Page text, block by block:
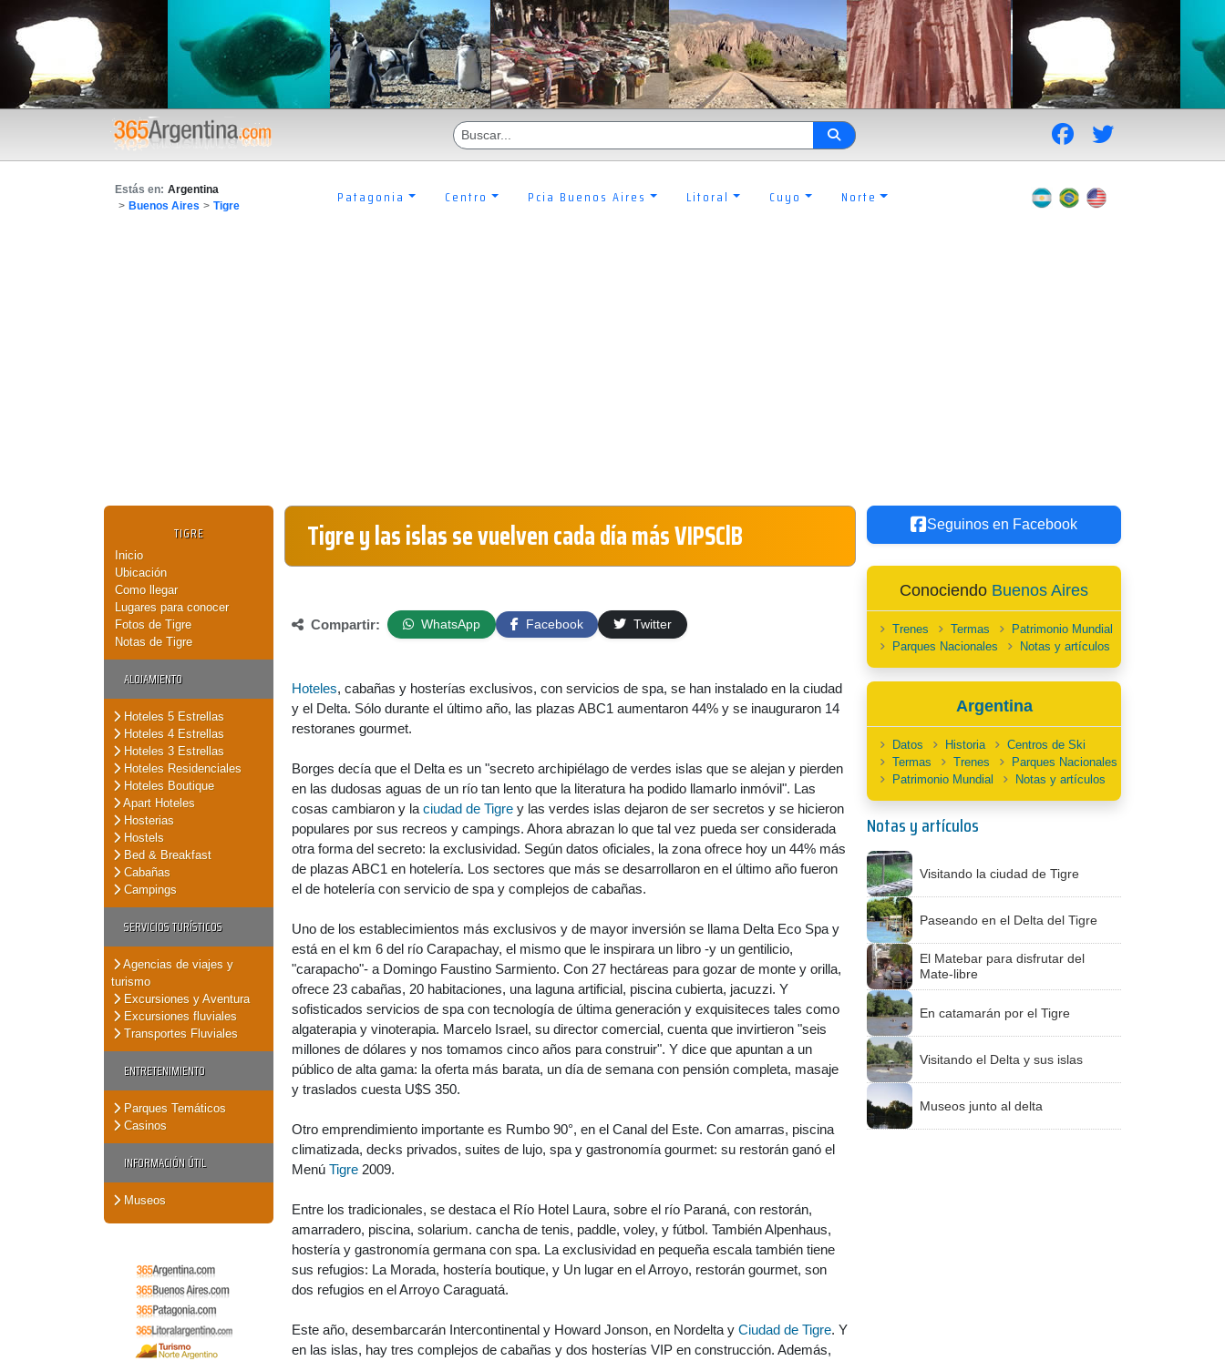
Estás en: Argentina
> Buenos Aires > Tigre Patagonia Centro Pcia Buenos Aires Litoral Cuyo Norte
TIGRE
Inicio
Ubicación
Como llegar
Lugares para conocer
Fotos de Tigre
Notas de Tigre
ALOJAMIENTO
Hoteles 5 Estrellas
Hoteles 4 Estrellas
Hoteles 3 Estrellas
Hoteles Residenciales
Hoteles Boutique
Apart Hoteles
Hosterias
Hostels
Bed & Breakfast
Cabañas
Campings
SERVICIOS TURÍSTICOS
Agencias de viajes y
turismo
Excursiones y Aventura
Excursiones fluviales
Transportes Fluviales
ENTRETENIMIENTO
Parques Temáticos
Casinos
INFORMACIÓN ÚTIL
Museos
Tigre y las islas se vuelven cada día más VIPSClB
Compartir: WhatsApp Facebook Twitter
Hoteles, cabañas y hosterías exclusivos, con servicios de spa, se han instalado en la ciudad
y el Delta. Sólo durante el último año, las plazas ABC1 aumentaron 44% y se inauguraron 14
restoranes gourmet.
Borges decía que el Delta es un "secreto archipiélago de verdes islas que se alejan y pierden
en las dudosas aguas de un río tan lento que la literatura ha podido llamarlo inmóvil". Las
cosas cambiaron y la ciudad de Tigre y las verdes islas dejaron de ser secretos y se hicieron
populares por sus recreos y campings. Ahora abrazan lo que tal vez pueda ser considerada
otra forma del secreto: la exclusividad. Según datos oficiales, la zona ofrece hoy un 44% más
de plazas ABC1 en hotelería. Los sectores que más se desarrollaron en el último año fueron
el de hotelería con servicio de spa y complejos de cabañas.
Uno de los establecimientos más exclusivos y de mayor inversión se llama Delta Eco Spa y
está en el km 6 del río Carapachay, el mismo que le inspirara un libro -y un gentilicio,
"carapacho"- a Domingo Faustino Sarmiento. Con 27 hectáreas para gozar de monte y orilla,
ofrece 23 cabañas, 20 habitaciones, una laguna artificial, piscina cubierta, jacuzzi. Y
sofisticados servicios de spa con tecnología de última generación y exquisiteces tales como
algaterapia y vinoterapia. Marcelo Israel, su director comercial, cuenta que invirtieron "seis
millones de dólares y nos tomamos cinco años para construir". Y dice que apuntan a un
público de alta gama: la oferta más barata, un día de semana con pensión completa, masaje
y traslados cuesta U$S 350.
Otro emprendimiento importante es Rumbo 90°, en el Canal del Este. Con amarras, piscina
climatizada, decks privados, suites de lujo, spa y gastronomía gourmet: su restorán ganó el
Menú Tigre 2009.
Entre los tradicionales, se destaca el Río Hotel Laura, sobre el río Paraná, con restorán,
amarradero, piscina, solarium. cancha de tenis, paddle, voley, y fútbol. También Alpenhaus,
hostería y gastronomía germana con spa. La exclusividad en pequeña escala también tiene
sus refugios: La Morada, hostería boutique, y Un lugar en el Arroyo, restorán gourmet, son
dos refugios en el Arroyo Caraguatá.
Este año, desembarcarán Intercontinental y Howard Jonson, en Nordelta y Ciudad de Tigre. Y
en las islas, hay tres complejos de cabañas y dos hosterías VIP en construcción. Además,
Seguinos en Facebook
Conociendo Buenos Aires
Trenes Termas
Patrimonio Mundial
Parques Nacionales
Notas y artículos
Argentina
Datos Historia
Centros de Ski
Termas
Trenes
Parques Nacionales
Patrimonio Mundial
Notas y artículos
Notas y artículos
Visitando la ciudad de Tigre
Paseando en el Delta del Tigre
El Matebar para disfrutar del
Mate-libre
En catamarán por el Tigre
Visitando el Delta y sus islas
Museos junto al delta